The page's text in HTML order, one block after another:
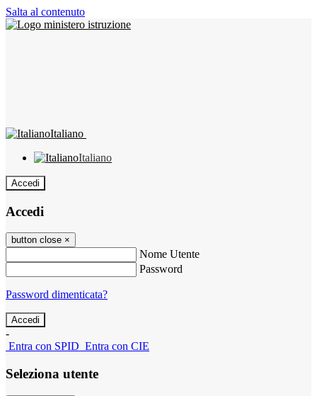
Salta al contenuto
Italiano
Italiano
Accedi
Accedi
button close ×
Nome Utente
Password
Password dimenticata?
-
Entra con SPID Entra con CIE
Seleziona utente